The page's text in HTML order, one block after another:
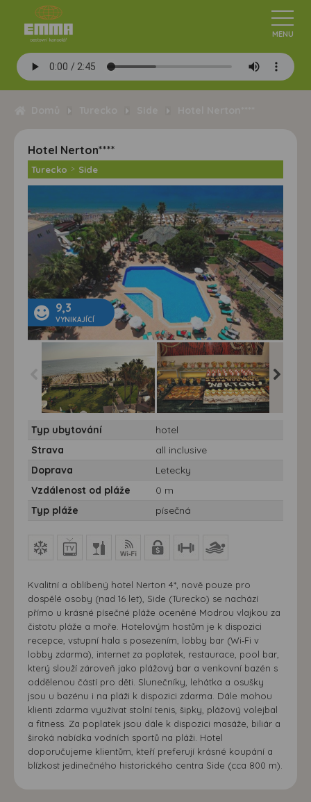
Hotel Nerton****
Turecko > Side
9,3
VYNIKAJÍCÍ
Nerton**** - Turecko, Side
Nerton**** - Turecko, Side
Typ ubytování
hotel
Strava
all inclusive
Doprava
Letecky
Vzdálenost od pláže
0 m
Typ pláže
písečná
Kvalitní a oblíbený hotel Nerton 4*, nově pouze pro
dospělé osoby (nad 16 let), Side (Turecko) se nachází
přímo u krásné písečné pláže oceněné Modrou vlajkou za
čistotu pláže a moře. Hotelovým hostům je k dispozici
recepce, vstupní hala s posezením, lobby bar (Wi‑Fi v
lobby zdarma), internet za poplatek, restaurace, pool bar,
který slouží zároveň jako plážový bar a venkovní bazén s
oddělenou částí pro děti. Slunečníky, lehátka a osušky
jsou u bazénu i na pláži k dispozici zdarma. Dále mohou
klienti zdarma využívat stolní tenis, šipky, plážový volejbal
a fitness. Za poplatek jsou dále k dispozici masáže, biliár a
široká nabídka vodních sportů na pláži. Hotel
doporučujeme klientům, kteří preferují krásné koupání a
blízkost jedinečného historického centra Side (cca 800 m).